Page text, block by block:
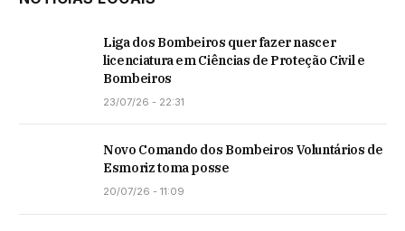
Liga dos Bombeiros quer fazer nascer
licenciatura em Ciências de Proteção Civil e
Bombeiros
23/07/26 - 22:31
Novo Comando dos Bombeiros Voluntários de
Esmoriz toma posse
20/07/26 - 11:09